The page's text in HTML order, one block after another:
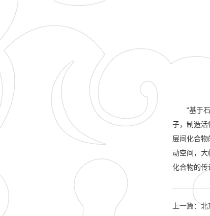
"基于
子，制造活
层间化合
动空间，大
化合物的传
上一篇：北